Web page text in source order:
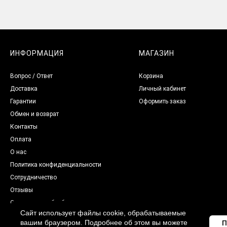
ИНФОРМАЦИЯ
Вопрос / Ответ
Доставка
Гарантии
Обмен и возврат
Контакты
Оплата
О нас
Политика конфиденциальности
Сотрудничество
Отзывы
Согласие на обработку
персональных данных
МАГАЗИН
Корзина
Личный кабинет
Оформить заказ
Сайт использует файлы cookie, обрабатываемые
вашим браузером. Подробнее об этом вы можете